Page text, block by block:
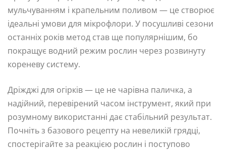
мульчуванням і крапельним поливом — це створює
ідеальні умови для мікрофлори. У посушливі сезони
останніх років метод став ще популярнішим, бо
покращує водний режим рослин через розвинуту
кореневу систему.
Дріжджі для огірків — це не чарівна паличка, а
надійний, перевірений часом інструмент, який при
розумному використанні дає стабільний результат.
Почніть з базового рецепту на невеликій грядці,
спостерігайте за реакцією рослин і поступово